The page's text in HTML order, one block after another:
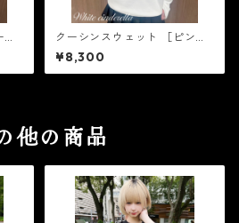
クーシンスウェット ［ピンク
ラメ］
¥8,300
他の商品